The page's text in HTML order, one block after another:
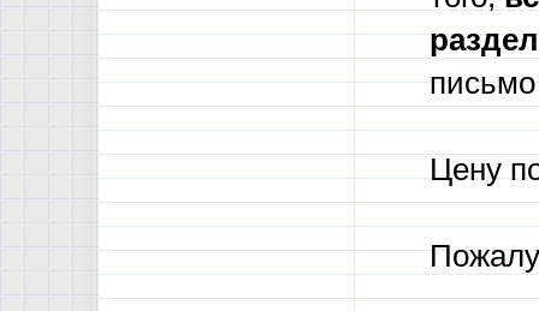
письмо
Цену